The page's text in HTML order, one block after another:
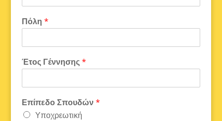
Πόλη *
Έτος Γέννησης*
Επίπεδο Σπουδών *
Υποχρεωτική